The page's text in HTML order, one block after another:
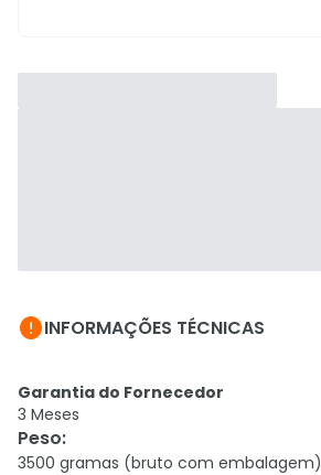
INFORMAÇÕES TÉCNICAS
Garantia do Fornecedor
3 Meses
Peso:
3500 gramas (bruto com embalagem)